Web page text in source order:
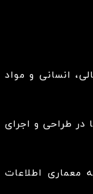
انسانی و مواد
در طراحی و اجرای
معماری اطلاعات